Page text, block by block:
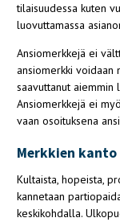
tilaisuudessa kuten
luovuttamassa
Ansiomerkkejä ei
ansiomerkki
saavuttanut aiemmin
Ansiomerkkejä ei
vaan osoituksena
Merkkien kanto
Kultaista, hopeista,
kannetaan
keskikohdalla.